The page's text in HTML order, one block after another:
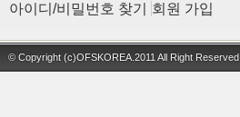
아이디/비밀번호 찾기 회원 가입
© Copyright (c)OFSKOREA.2011 All Right Reserved.